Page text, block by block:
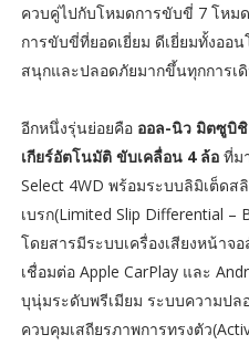
ควบคู่ไปกับโหมดการขับขี่ 7 โหม
การขับขี่ที่ยอดเยี่ยม ดีเยี่ยมทั้งออ
สนุกและปลอดภัยมากขึ้นทุกการเ
อีกหนึ่งรุ่นย่อยคือ ออล-นิว มิตซูบิ
เกียร์อัตโนมัติ ขับเคลื่อน 4 ล้อที่ม
Select 4WD พร้อมระบบลิมิเต็ด
เบรก(Limited Slip Differential –
โดยสารมีระบบเครื่องเสียงหน้าจ
เชื่อมต่อ Apple CarPlay และ
บุนุ่มระดับพรีเมียม ระบบความป
ควบคุมเสถียรภาพการทรงตัว